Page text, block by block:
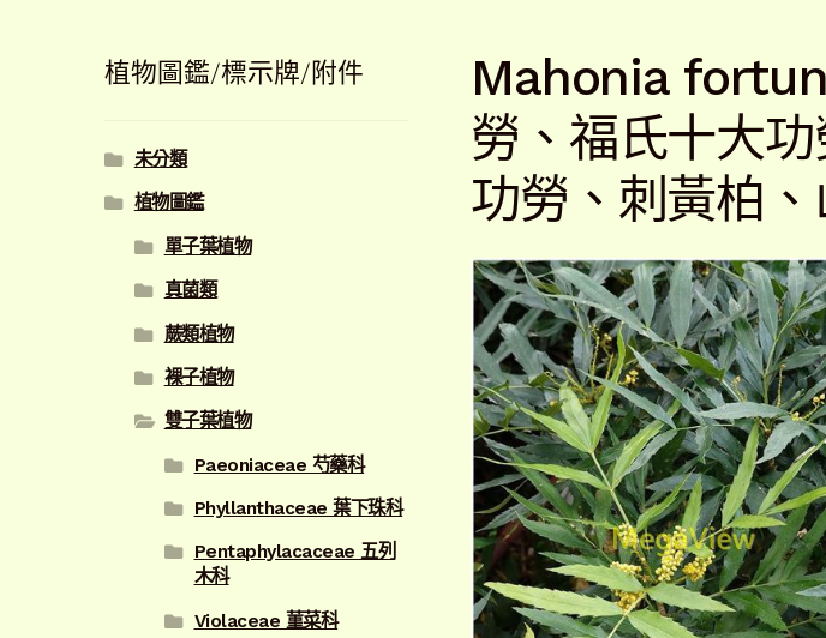
Mahonia
勞、福氏十大
功勞、刺黃柏
植物圖鑑/標示牌/附件
未分類
植物圖鑑
單子葉植物
真菌類
蕨類植物
裸子植物
雙子葉植物
Paeoniaceae 芍藥科
Phyllanthaceae 葉下珠科
Pentaphylacaceae 五列
木科
Violaceae 菫菜科